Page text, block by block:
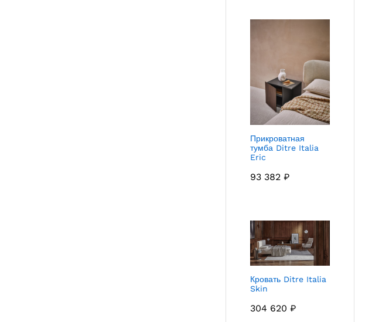
Прикроватная
тумба Ditre Italia
Eric
93 382₽
Кровать Ditre Italia
Skin
304 620₽